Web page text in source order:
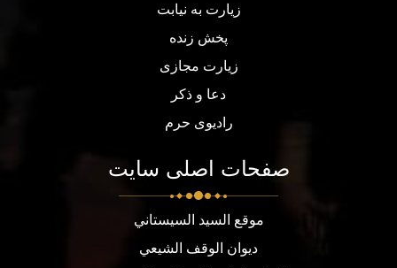
زیارت به نیابت
پخش زنده
زیارت مجازی
دعا و ذکر
رادیوی حرم
صفحات اصلی سایت
موقع السيد السيستاني
ديوان الوقف الشيعي